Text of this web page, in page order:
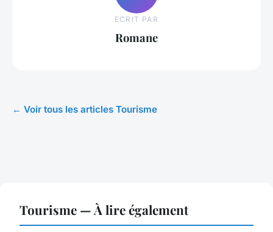
ECRIT PAR
Romane
← Voir tous les articles Tourisme
Tourisme — À lire également